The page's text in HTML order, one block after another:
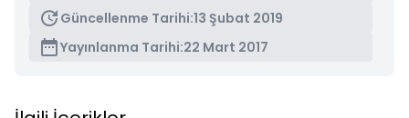
Güncellenme Tarihi:13 Şubat 2019
Yayınlanma Tarihi:22 Mart 2017